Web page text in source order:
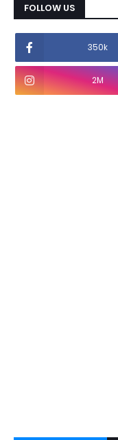
FOLLOW US
350k
2M